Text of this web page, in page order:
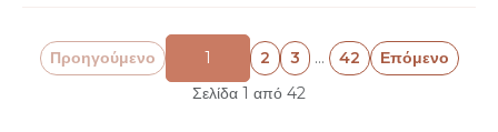
Προηγούμενο 1 2 3 … 42
Επόμενο
Σελίδα 1 από 42